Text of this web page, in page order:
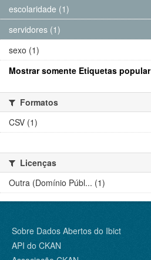
escolaridade (1)
servidores (1)
sexo (1)
Mostrar somente Etiquetas popular
Formatos
CSV (1)
Licenças
Outra (Domínio Públ... (1)
Sobre Dados Abertos do Ibict
API do CKAN